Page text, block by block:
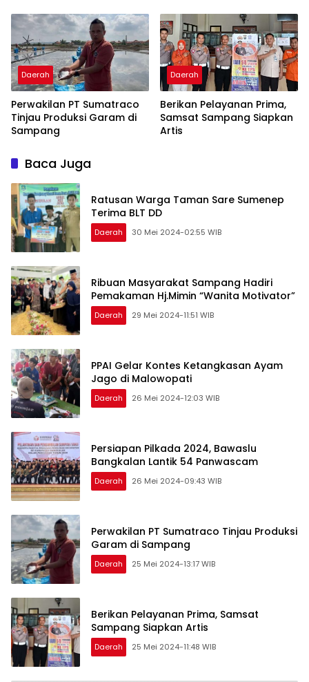
Daerah
Perwakilan PT Sumatraco
Tinjau Produksi Garam di
Sampang
Daerah
Berikan Pelayanan Prima,
Samsat Sampang Siapkan
Artis
Baca Juga
Ratusan Warga Taman Sare Sumenep
Terima BLT DD
Daerah 30 Mei 2024-02:55 WIB
Ribuan Masyarakat Sampang Hadiri
Pemakaman Hj.Mimin “Wanita Motivator”
Daerah 29 Mei 2024-11:51 WIB
PPAI Gelar Kontes Ketangkasan Ayam
Jago di Malowopati
Daerah 26 Mei 2024-12:03 WIB
Persiapan Pilkada 2024, Bawaslu
Bangkalan Lantik 54 Panwascam
Daerah 26 Mei 2024-09:43 WIB
Perwakilan PT Sumatraco Tinjau Produksi
Garam di Sampang
Daerah 25 Mei 2024-13:17 WIB
Berikan Pelayanan Prima, Samsat
Sampang Siapkan Artis
Daerah 25 Mei 2024-11:48 WIB